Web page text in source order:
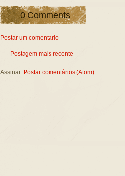
0 Comments
Postar um comentário
Postagem mais recente
Assinar: Postar comentários (Atom)